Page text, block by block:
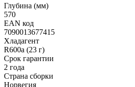
Глубина (мм)
570
EAN код
7090013677415
Хладагент
R600a (23 г)
Срок гарантии
2 года
Страна сборки
Норвегия